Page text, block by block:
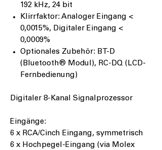
192 kHz, 24 bit
Klirrfaktor: Analoger Eingang <
0,0015%, Digitaler Eingang <
0,0009%
Optionales Zubehör: BT-D
(Bluetooth® Modul), RC-DQ (LCD-
Fernbedienung)
Digitaler 8-Kanal Signalprozessor
Eingänge:
6 x RCA/Cinch Eingang, symmetrisch
6 x Hochpegel-Eingang (via Molex